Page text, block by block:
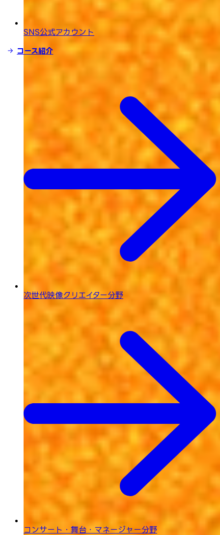
SNS公式アカウント
コース紹介
次世代映像クリエイター分野
コンサート・舞台・ マネージャー分野